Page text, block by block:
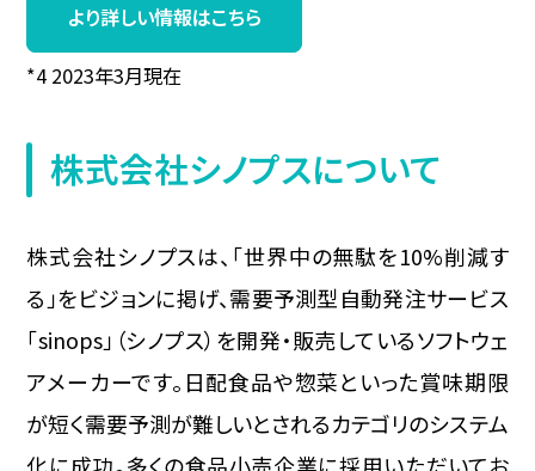
より詳しい情報はこちら
*4 2023年3月現在
株式会社シノプスについて
株式会社シノプスは、「世界中の無駄を10%削減す
る」をビジョンに掲げ、需要予測型自動発注サービス
「sinops」（シノプス）を開発・販売しているソフトウェ
アメーカーです。日配食品や惣菜といった賞味期限
が短く需要予測が難しいとされるカテゴリのシステム